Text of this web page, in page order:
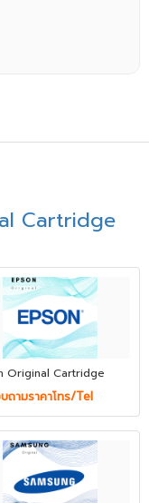
Cartridge
Original Cartridge
ถามราคาโทร/Tel